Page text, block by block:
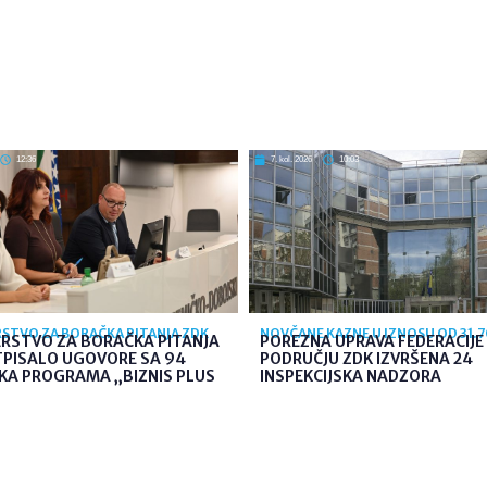
12:36
ZA BORAČKA PITANJA ZDK
ZA BORAČKA PITANJA
UGOVORE SA 94
PROGRAMA „BIZNIS PLUS
7. kol. 2026 10:03
NOVČANE KAZNE U IZNOSU OD
POREZNA UPRAVA
PODRUČJU ZDK IZVRŠENA 24
INSPEKCIJSKA NADZORA